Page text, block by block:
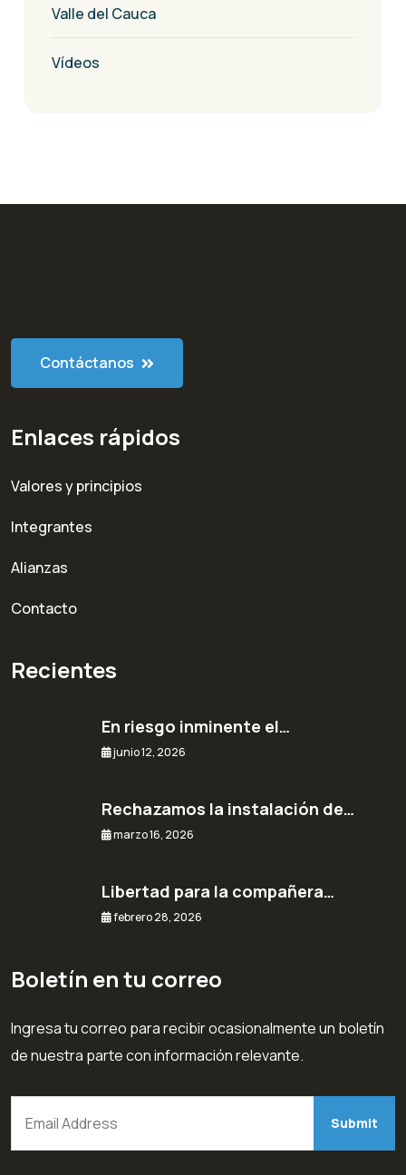
Valle del Cauca
Vídeos
Contáctanos
Enlaces rápidos
Valores y principios
Integrantes
Alianzas
Contacto
Recientes
En riesgo inminente el…
junio 12, 2026
Rechazamos la instalación de…
marzo 16, 2026
Libertad para la compañera…
febrero 28, 2026
Boletín en tu correo
Ingresa tu correo para recibir ocasionalmente un boletín
de nuestra parte con información relevante.